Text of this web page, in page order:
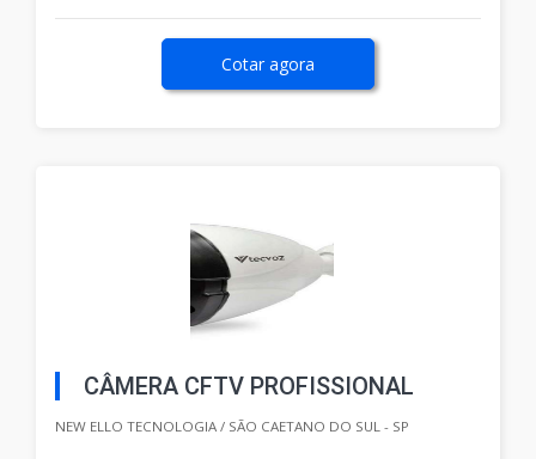
Cotar agora
CÂMERA CFTV PROFISSIONAL
NEW ELLO TECNOLOGIA / SÃO CAETANO DO SUL - SP